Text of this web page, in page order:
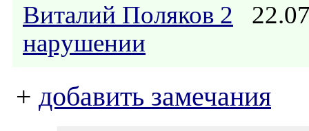
Виталий Поляков 2
нарушении
+ добавить замечания